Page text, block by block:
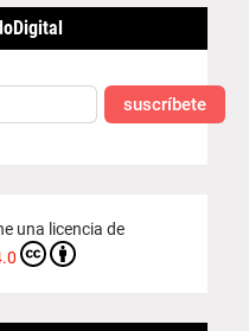
suscríbete
una licencia de